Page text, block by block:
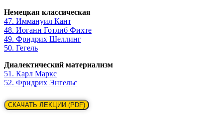
Немецкая классическая
47. Иммануил Кант
48. Иоганн Готлиб Фихте
49. Фридрих Шеллинг
50. Гегель
Диалектический материализм
51. Карл Маркс
52. Фридрих Энгельс
СКАЧАТЬ ЛЕКЦИИ (PDF)